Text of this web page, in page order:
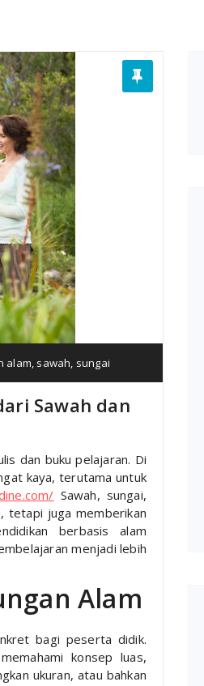
alam, sawah, sungai
Sawah dan
dan buku pelajaran. Di
kaya, terutama untuk
Sawah, sungai,
tetapi juga memberikan
berbasis alam
menjadi lebih
Alam
bagi peserta didik.
konsep luas,
ukuran, atau bahkan